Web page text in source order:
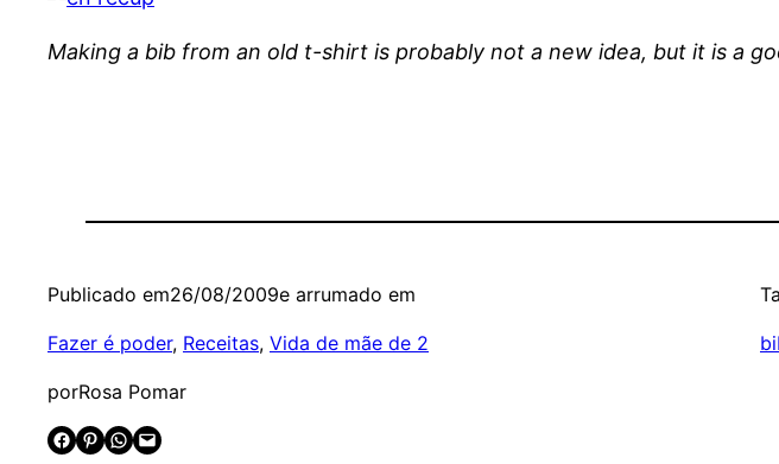
Making a bib from an old t-shirt is probably not a new idea, but it is a
Publicado em26/08/2009e arrumado em
Fazer é poder, Receitas, Vida de mãe de 2
porRosa Pomar
Share on Facebook
Share on Pinterest Share on WhatsApp Email this Page